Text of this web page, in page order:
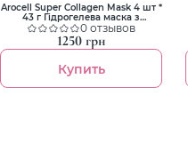
Arocell Super Collagen Mask 4 шт *
43 г Гідрогелева маска з
колагеном і пептидами для
ліфтингу та зволоження
0 отзывов
1250 грн
Купить